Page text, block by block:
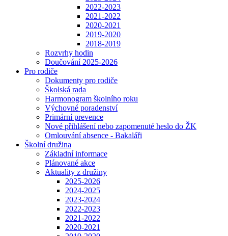
2022-2023
2021-2022
2020-2021
2019-2020
2018-2019
Rozvrhy hodin
Doučování 2025-2026
Pro rodiče
Dokumenty pro rodiče
Školská rada
Harmonogram školního roku
Výchovné poradenství
Primární prevence
Nové přihlášení nebo zapomenuté heslo do ŽK
Omlouvání absence - Bakaláři
Školní družina
Základní informace
Plánované akce
Aktuality z družiny
2025-2026
2024-2025
2023-2024
2022-2023
2021-2022
2020-2021